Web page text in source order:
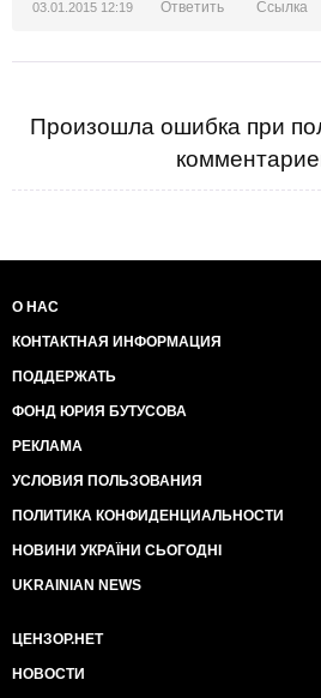
03.01.2015 12:19 Ответить Ссылка
Произошла ошибка при
О НАС
КОНТАКТНАЯ ИНФОРМАЦИЯ
ПОДДЕРЖАТЬ
ФОНД ЮРИЯ БУТУСОВА
РЕКЛАМА
УСЛОВИЯ ПОЛЬЗОВАНИЯ
ПОЛИТИКА КОНФИДЕНЦИАЛЬНОСТИ
НОВИНИ УКРАЇНИ СЬОГОДНІ
UKRAINIAN NEWS
ЦЕНЗОР.НЕТ
НОВОСТИ